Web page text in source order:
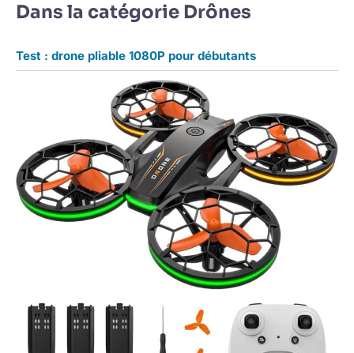
Dans la catégorie Drônes
Test : drone pliable 1080P pour débutants